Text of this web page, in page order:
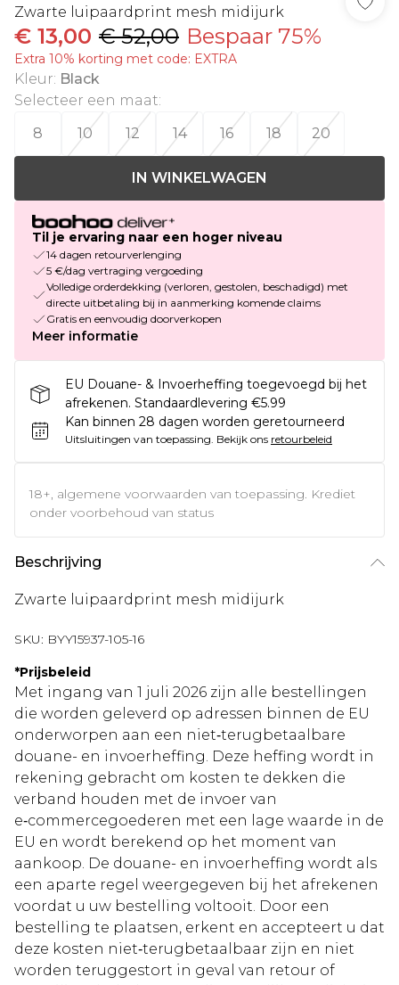
Zwarte luipaardprint mesh midijurk
€ 13,00 € 52,00 Bespaar 75%
Extra 10% korting met code: EXTRA
Kleur: Black
Selecteer een maat:
8
10 12 14 16 18 20
IN WINKELWAGEN
Til je ervaring naar een hoger niveau
14 dagen retourverlenging
5 €/dag vertraging vergoeding
Volledige orderdekking (verloren, gestolen, beschadigd) met
directe uitbetaling bij in aanmerking komende claims
Gratis en eenvoudig doorverkopen
Meer informatie
EU Douane- & Invoerheffing toegevoegd bij het
afrekenen. Standaardlevering €5.99
Kan binnen 28 dagen worden geretourneerd
Uitsluitingen van toepassing. Bekijk ons retourbeleid
18+, algemene voorwaarden van toepassing. Krediet
onder voorbehoud van status
Beschrijving
Zwarte luipaardprint mesh midijurk
SKU: BYY15937-105-16
*Prijsbeleid
Met ingang van 1 juli 2026 zijn alle bestellingen
die worden geleverd op adressen binnen de EU
onderworpen aan een niet‑terugbetaalbare
douane- en invoerheffing. Deze heffing wordt in
rekening gebracht om kosten te dekken die
verband houden met de invoer van
e‑commercegoederen met een lage waarde in de
EU en wordt berekend op het moment van
aankoop. De douane- en invoerheffing wordt als
een aparte regel weergegeven bij het afrekenen
voordat u uw bestelling voltooit. Door een
bestelling te plaatsen, erkent en accepteert u dat
deze kosten niet‑terugbetaalbaar zijn en niet
worden teruggestort in geval van retour of